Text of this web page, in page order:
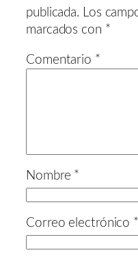
publicada. Los
marcados con *
Comentario *
Nombre *
Correo electrónico *